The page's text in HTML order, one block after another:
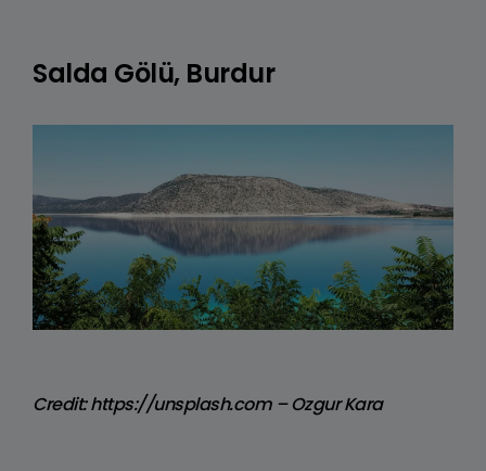
Salda Gölü, Burdur
Credit: https://unsplash.com – Ozgur Kara